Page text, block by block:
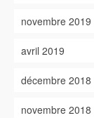
novembre 2019
avril 2019
décembre 2018
novembre 2018